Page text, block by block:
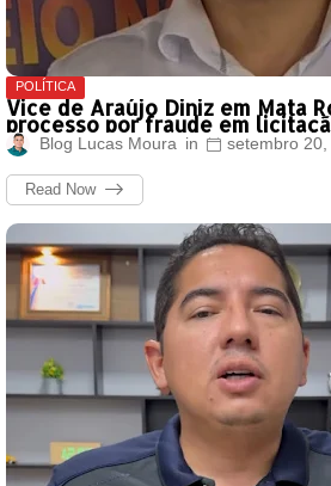
POLÍTICA
Vice de Araújo Diniz em Mata
processo por fraude em
Blog Lucas Moura setembro
Read Now